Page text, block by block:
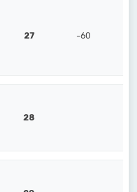
27 -60
28